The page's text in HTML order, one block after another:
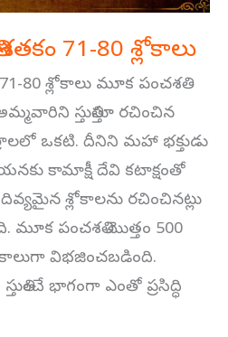
శతకం 71-80 శ్లోకాలు
80 శ్లోకాలు మూక పంచశతి
స్తుతిస్తూ రచించిన
ఒకటి. దీనిని మహా భక్తుడు
కామాక్షీ దేవి కటాక్షంతో
శ్లోకాలను రచించినట్లు
మూక పంచశతి మొత్తం 500
విభజించబడింది.
భాగంగా ఎంతో ప్రసిద్ధి